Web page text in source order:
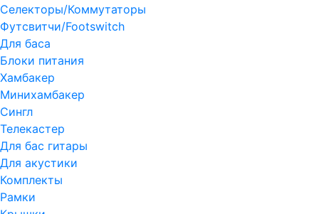
Селекторы/Коммутаторы
Футсвитчи/Footswitch
Для баса
Блоки питания
Хамбакер
Минихамбакер
Сингл
Телекастер
Для бас гитары
Для акустики
Комплекты
Рамки